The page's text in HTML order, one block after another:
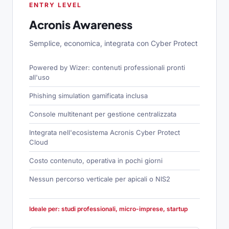
ENTRY LEVEL
Acronis Awareness
Semplice, economica, integrata con Cyber Protect
Powered by Wizer: contenuti professionali pronti
all'uso
Phishing simulation gamificata inclusa
Console multitenant per gestione centralizzata
Integrata nell'ecosistema Acronis Cyber Protect
Cloud
Costo contenuto, operativa in pochi giorni
Nessun percorso verticale per apicali o NIS2
Ideale per: studi professionali, micro-imprese, startup